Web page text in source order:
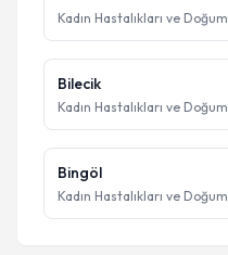
Kadın Hastalıkları ve Doğum
Bilecik
Kadın Hastalıkları ve Doğum
Bingöl
Kadın Hastalıkları ve Doğum